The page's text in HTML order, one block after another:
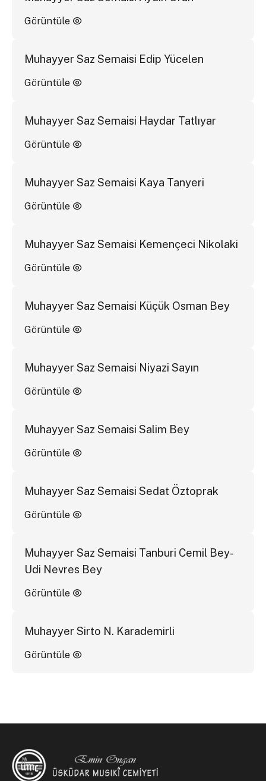
Görüntüle
Muhayyer Saz Semaisi Edip Yücelen
Görüntüle
Muhayyer Saz Semaisi Haydar Tatlıyar
Görüntüle
Muhayyer Saz Semaisi Kaya Tanyeri
Görüntüle
Muhayyer Saz Semaisi Kemençeci Nikolaki
Görüntüle
Muhayyer Saz Semaisi Küçük Osman Bey
Görüntüle
Muhayyer Saz Semaisi Niyazi Sayın
Görüntüle
Muhayyer Saz Semaisi Salim Bey
Görüntüle
Muhayyer Saz Semaisi Sedat Öztoprak
Görüntüle
Muhayyer Saz Semaisi Tanburi Cemil Bey-
Udi Nevres Bey
Görüntüle
Muhayyer Sirto N. Karademirli
Görüntüle